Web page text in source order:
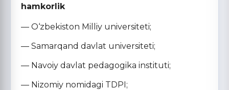
hamkorlik
— O‘zbekiston Milliy universiteti;
— Samarqand davlat universiteti;
— Navoiy davlat pedagogika instituti;
— Nizomiy nomidagi TDPI;